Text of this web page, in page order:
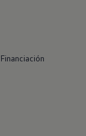
Financiación